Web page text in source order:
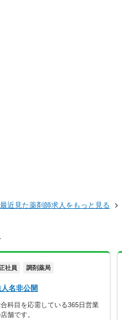
最近見た薬剤師求人をもっと見る
社員 調剤薬局
名非公開
科目を応需している365日営業
舗です。